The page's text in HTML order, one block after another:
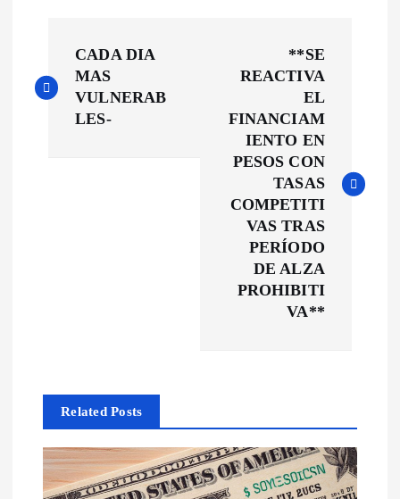
a
ó
n
d
CADA DIA
MAS
VULNERAB
LES-
**SE
REACTIVA
EL
FINANCIAM
IENTO EN
PESOS CON
TASAS
COMPETITI
VAS TRAS
PERÍODO
DE ALZA
PROHIBITI
VA**
Related Posts